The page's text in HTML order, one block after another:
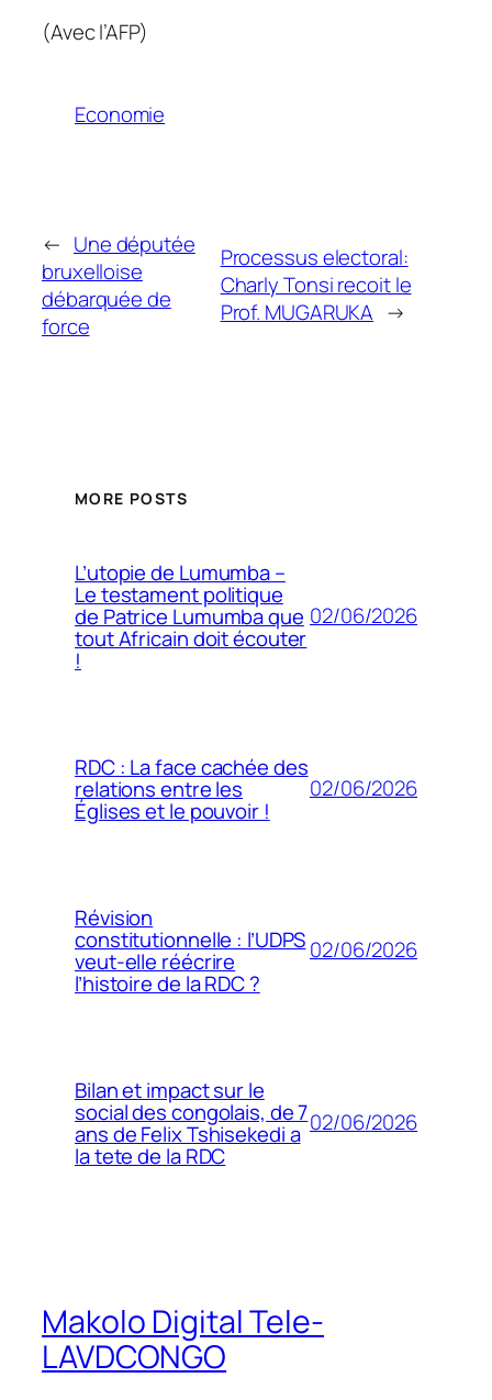
(Avec l’AFP)
Economie
← Une députée
bruxelloise
débarquée de
force
Processus electoral:
Charly Tonsi recoit le
Prof. MUGARUKA →
MORE POSTS
L’utopie de Lumumba –
Le testament politique
de Patrice Lumumba que
tout Africain doit écouter
!
02/06/2026
RDC : La face cachée des
relations entre les
Églises et le pouvoir !
02/06/2026
Révision
constitutionnelle : l’UDPS
veut-elle réécrire
l’histoire de la RDC ?
02/06/2026
Bilan et impact sur le
social des congolais, de 7
ans de Felix Tshisekedi a
la tete de la RDC
02/06/2026
Makolo Digital Tele-
LAVDCONGO